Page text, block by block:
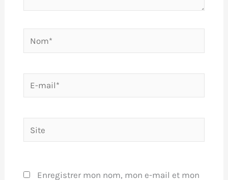
Nom*
E-
mail*
Site
Enregistrer mon nom, mon e-mail et mon